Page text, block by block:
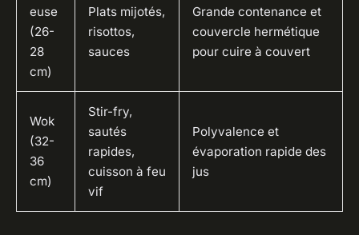
euse
(26-
28
cm)
Plats mijotés,
risottos,
sauces
Grande contenance et
couvercle hermétique
pour cuire à couvert
Wok
(32-
36
cm)
Stir-fry,
sautés
rapides,
cuisson à feu
vif
Polyvalence et
évaporation rapide des
jus